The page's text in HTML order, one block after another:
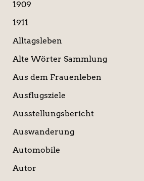
a
h
1909
1911
Alltagsleben
Alte Wörter Sammlung
Aus dem Frauenleben
Ausflugsziele
Ausstellungsbericht
Auswanderung
Automobile
Autor